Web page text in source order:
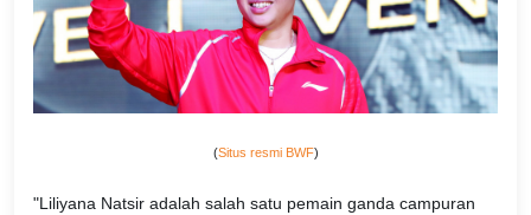
(Situs resmi BWF)
"Liliyana Natsir adalah salah satu pemain ganda campuran